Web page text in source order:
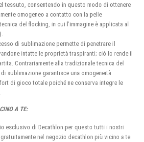
tessuto, consentendo in questo modo di ottenere
omogeneo a contatto con la pelle
del flocking, in cui l’immagine è applicata al
di sublimazione permette di penetrare il
intatte le proprietà traspiranti; ciò lo rende il
Contrariamente alla tradizionale tecnica del
sublimazione garantisce una omogeneità
di gioco totale poiché ne conserva integre le
A TE:
esclusivo di Decathlon per questo tutti i nostri
nel negozio decathlon più vicino a te